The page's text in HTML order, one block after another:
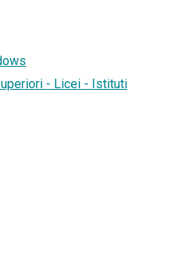
- Licei - Istituti